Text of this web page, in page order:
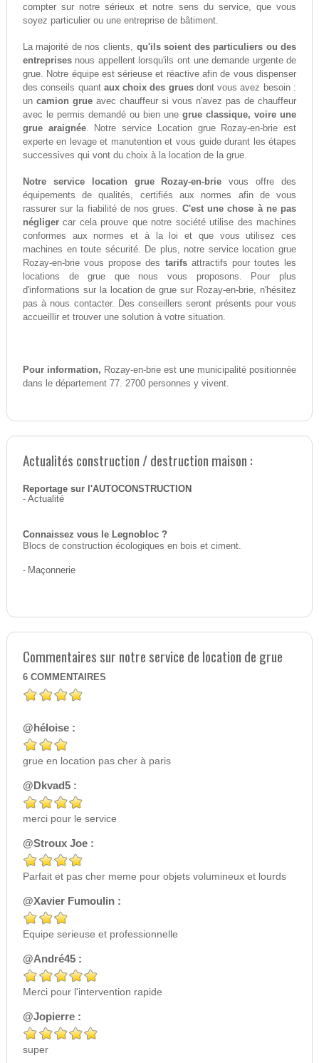
compter sur notre sérieux et notre sens du service, que vous
soyez particulier ou une entreprise de bâtiment.
La majorité de nos clients, qu'ils soient des particuliers ou des
entreprisesnous appellent lorsqu'ils ont une demande urgente de
grue. Notre équipe est sérieuse et réactive afin de vous dispenser
des conseils quant aux choix des gruesdont vous avez besoin :
un camion grueavec chauffeur si vous n'avez pas de chauffeur
avec le permis demandé ou bien unegrue classique, voire une
grue araignée. Notre service Location grue Rozay-en-brie est
experte en levage et manutention et vous guide durant les étapes
successives qui vont du choix à la location de la grue.
Notre service location grue Rozay-en-brie vous offre des
équipements de qualités, certifiés aux normes afin de vous
rassurer sur la fiabilité de nos grues. C'est une chose à ne pas
négligercar cela prouve que notre société utilise des machines
conformes aux normes et à la loi et que vous utilisez ces
machines en toute sécurité. De plus, notre service location grue
Rozay-en-brie vous propose des tarifsattractifs pour toutes les
locations de grue que nous vous proposons. Pour plus
d'informations sur la location de grue sur Rozay-en-brie, n'hésitez
pas à nous contacter. Des conseillers seront présents pour vous
accueillir et trouver une solution à votre situation.
Pour information, Rozay-en-brie est une municipalité positionnée
dans le département 77. 2700 personnes y vivent.
Actualités construction / destruction maison :
Reportage sur l'AUTOCONSTRUCTION
- Actualité
Connaissez vous le Legnobloc ?
Blocs de construction écologiques en bois et ciment.
- Maçonnerie
Commentaires sur notre service de location de grue
6 COMMENTAIRES
@héloise :
grue en location pas cher à paris
@Dkvad5 :
merci pour le service
@Stroux Joe :
Parfait et pas cher meme pour objets volumineux et lourds
@Xavier Fumoulin :
Equipe serieuse et professionnelle
@André45 :
Merci pour l'intervention rapide
@Jopierre :
super